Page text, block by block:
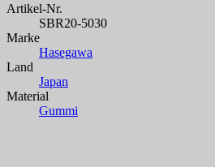
Artikel-Nr.
SBR20-5030
Marke
Hasegawa
Land
Japan
Material
Gummi